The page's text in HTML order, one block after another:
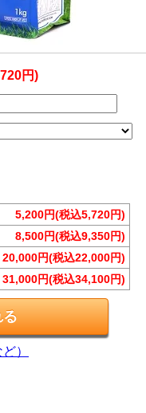
円)
5,200円(税込5,720円)
8,500円(税込9,350円)
20,000円(税込22,000円)
31,000円(税込34,100円)
）